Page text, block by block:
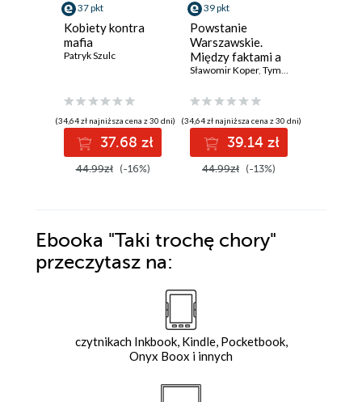
37 pkt
Kobiety kontra
mafia
Patryk Szulc
(34,64 zł najniższa cena z 30 dni)
37.68 zł
44.99zł (-16%)
39 pkt
Powstanie
Warszawskie.
Między faktami a
legendą
Sławomir Koper, Tymoteusz Pawłowski
(34,64 zł najniższa cena z 30 dni)
39.14 zł
44.99zł (-13%)
Ebooka "Taki trochę chory"
przeczytasz na:
czytnikach Inkbook, Kindle, Pocketbook,
Onyx Boox i innych